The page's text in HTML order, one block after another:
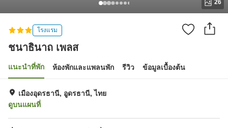
26
โรงแรม
ชนาธินาถ เพลส
แนะนำที่พัก ห้องพักและแพลนพัก รีวิว ข้อมูลเบื้องต้น
เมืองอุดรธานี, อูดรธานี, ไทย
ดูบนแผนที่